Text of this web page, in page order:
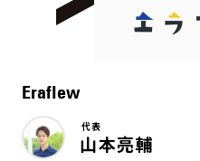
Eraflew
代表
山本亮輔